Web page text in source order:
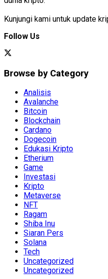
Kunjungi kami untuk update
Follow Us
Browse by Category
Analisis
Avalanche
Bitcoin
Blockchain
Cardano
Dogecoin
Edukasi Kripto
Etherium
Game
Investasi
Kripto
Metaverse
NFT
Ragam
Shiba Inu
Siaran Pers
Solana
Tech
Uncategorized
Uncategorized